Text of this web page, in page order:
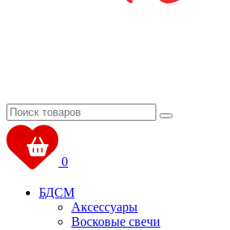
0
БДСМ
Аксессуары
Восковые свечи